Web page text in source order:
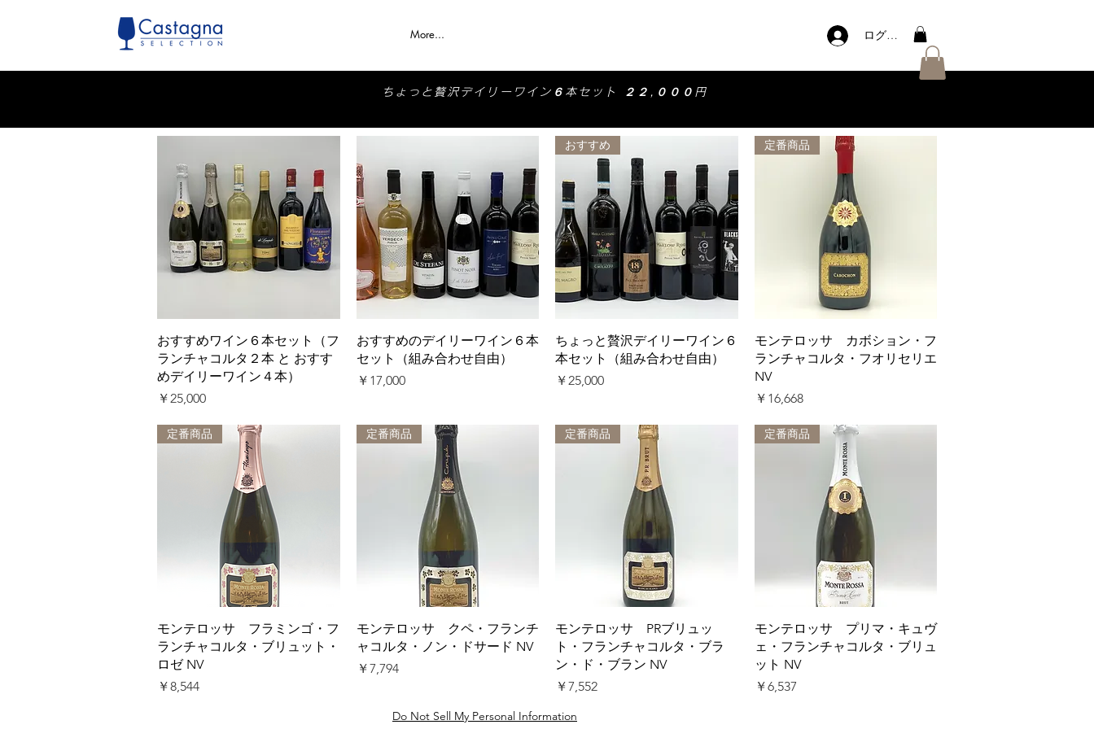
More... ログイン
ちょっと贅沢デイリーワイン６本セット ２２,０００ 円
クイックビュー
おすすめワイン６本セット（フ
ランチャコルタ２本 と おすす
めデイリーワイン４本）
価格
￥25,000
クイックビュー
おすすめのデイリーワイン６本
セット（組み合わせ自由）
価格
￥17,000
クイックビュー
おすすめ
ちょっと贅沢デイリーワイン６
本セット（組み合わせ自由）
価格
￥25,000
クイックビュー
定番商品
モンテロッサ カボション・フ
ランチャコルタ・フオリセリエ
NV
価格
￥16,668
クイックビュー
定番商品
モンテロッサ フラミンゴ・フ
ランチャコルタ・ブリュット・
ロゼ NV
価格
￥8,544
クイックビュー
定番商品
モンテロッサ クペ・フランチ
ャコルタ・ノン・ドサード NV
価格
￥7,794
クイックビュー
定番商品
モンテロッサ PRブリュッ
ト・フランチャコルタ・ブラ
ン・ド・ブラン NV
価格
￥7,552
クイックビュー
定番商品
モンテロッサ プリマ・キュヴ
ェ・フランチャコルタ・ブリュ
ット NV
価格
￥6,537
Do Not Sell My Personal Information